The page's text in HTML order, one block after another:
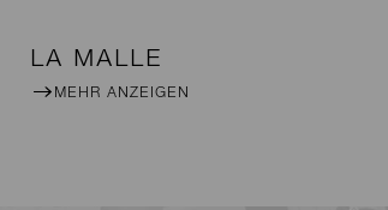
LA MALLE
MEHR ANZEIGEN